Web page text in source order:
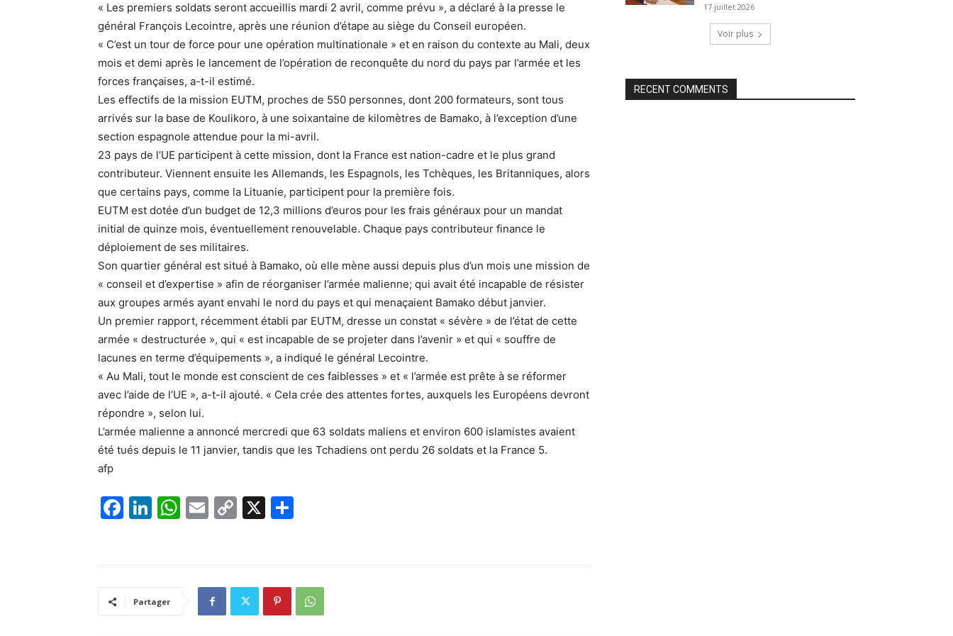
« Les premiers soldats seront accueillis mardi 2 avril, comme prévu », a déclaré à la presse le
général François Lecointre, après une réunion d’étape au siège du Conseil européen.
« C’est un tour de force pour une opération multinationale » et en raison du contexte au Mali, deux
mois et demi après le lancement de l’opération de reconquête du nord du pays par l’armée et les
forces françaises, a-t-il estimé.
Les effectifs de la mission EUTM, proches de 550 personnes, dont 200 formateurs, sont tous
arrivés sur la base de Koulikoro, à une soixantaine de kilomètres de Bamako, à l’exception d’une
section espagnole attendue pour la mi-avril.
23 pays de l’UE participent à cette mission, dont la France est nation-cadre et le plus grand
contributeur. Viennent ensuite les Allemands, les Espagnols, les Tchèques, les Britanniques, alors
que certains pays, comme la Lituanie, participent pour la première fois.
EUTM est dotée d’un budget de 12,3 millions d’euros pour les frais généraux pour un mandat
initial de quinze mois, éventuellement renouvelable. Chaque pays contributeur finance le
déploiement de ses militaires.
Son quartier général est situé à Bamako, où elle mène aussi depuis plus d’un mois une mission de
« conseil et d’expertise » afin de réorganiser l’armée malienne; qui avait été incapable de résister
aux groupes armés ayant envahi le nord du pays et qui menaçaient Bamako début janvier.
Un premier rapport, récemment établi par EUTM, dresse un constat « sévère » de l’état de cette
armée « destructurée », qui « est incapable de se projeter dans l’avenir » et qui « souffre de
lacunes en terme d’équipements », a indiqué le général Lecointre.
« Au Mali, tout le monde est conscient de ces faiblesses » et « l’armée est prête à se réformer
avec l’aide de l’UE », a-t-il ajouté. « Cela crée des attentes fortes, auxquels les Européens devront
répondre », selon lui.
L’armée malienne a annoncé mercredi que 63 soldats maliens et environ 600 islamistes avaient
été tués depuis le 11 janvier, tandis que les Tchadiens ont perdu 26 soldats et la France 5.
afp
F
b
Li
dI
W E
C
Li
n
X
er
Partager
17 juillet 2026
Voir plus
RECENT COMMENTS